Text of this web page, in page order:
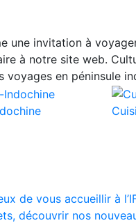
une invitation à
à notre site web.
voyages en péninsule
de vous accueillir à
découvrir nos